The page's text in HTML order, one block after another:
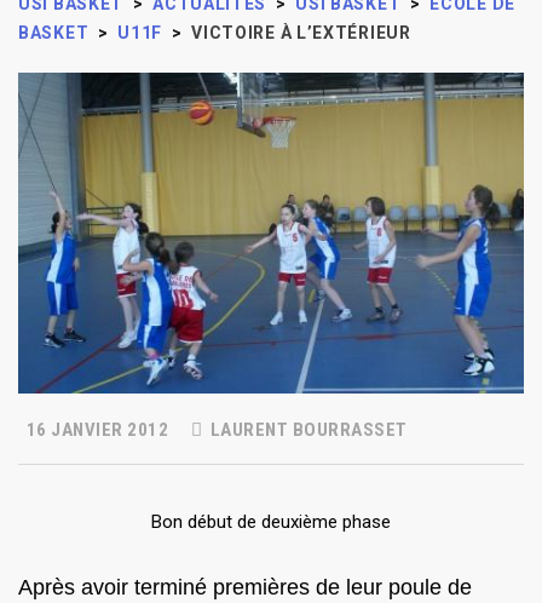
BASKET
> U11F > VICTOIRE À L’EXTÉRIEUR
16 JANVIER 2012 LAURENT BOURRASSET
Bon début de deuxième phase
Après avoir terminé premières de leur poule de